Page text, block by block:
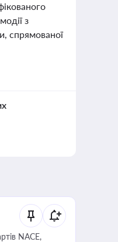
з
спрямованої
NACE,